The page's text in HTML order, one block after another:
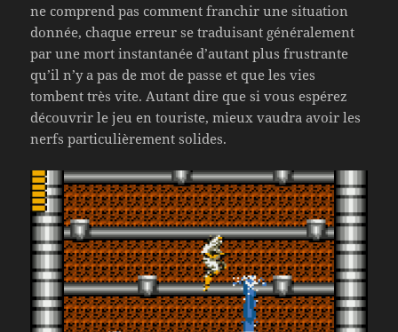
ne comprend pas comment franchir une situation
donnée, chaque erreur se traduisant généralement
par une mort instantanée d’autant plus frustrante
qu’il n’y a pas de mot de passe et que les vies
tombent très vite. Autant dire que si vous espérez
découvrir le jeu en touriste, mieux vaudra avoir les
nerfs particulièrement solides.